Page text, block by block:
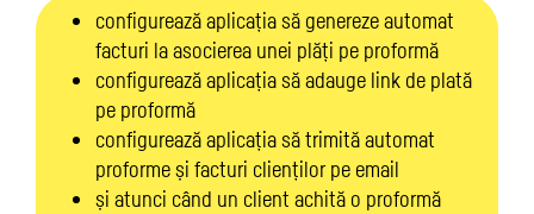
configurează aplicația să genereze automat
facturi la asocierea unei plăți pe proformă
configurează aplicația să adauge link de plată
pe proformă
configurează aplicația să trimită automat
proforme și facturi clienților pe email
și atunci când un client achită o proformă